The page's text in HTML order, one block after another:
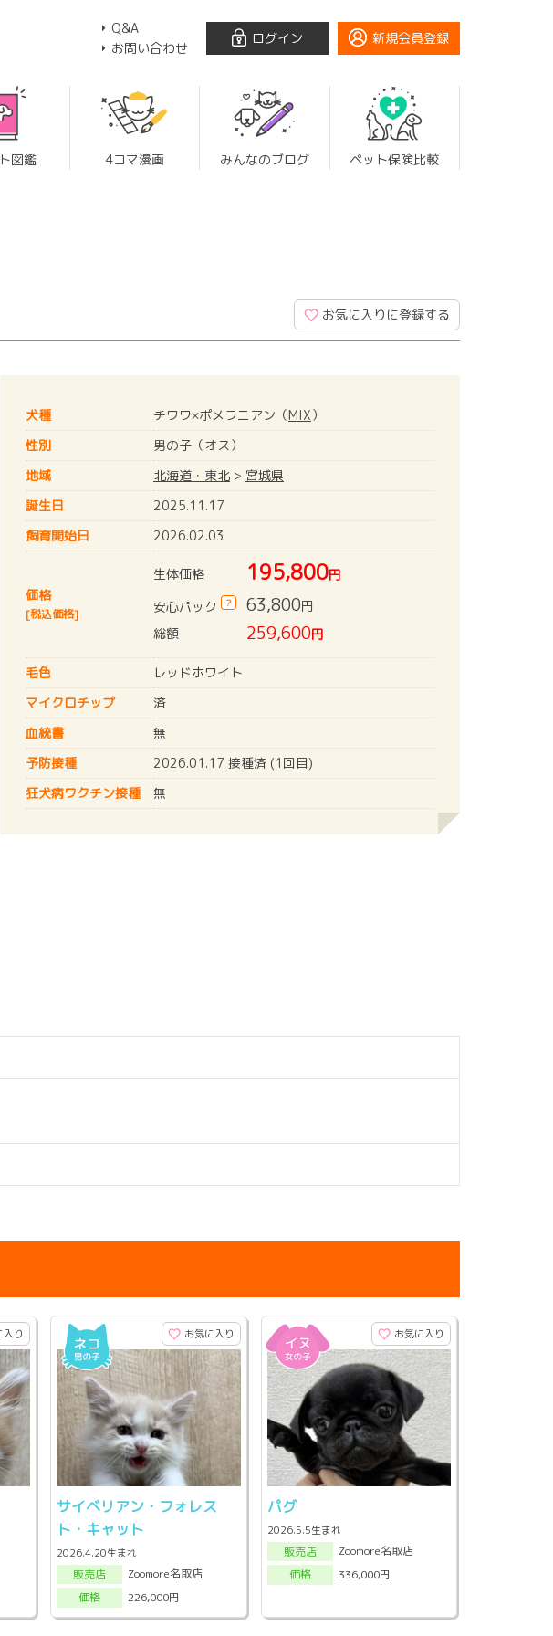
Q&A
お問い合わせ
ログイン 新規会員登録
図鑑 4コマ漫画 みんなのブログ ペット保険比較
お気に入りに登録する
犬種 チワワ×ポメラニアン（MIX）
性別
男の子（オス）
地域
北海道・東北 > 宮城県
誕生日
2025.11.17
飼育開始日
2026.02.03
価格
[税込価格]
生体価格 195,800円
安心パック
? 63,800円
総額
259,600円
毛色
レッドホワイト
マイクロチップ
済
血統書
無
予防接種
2026.01.17 接種済 (1回目)
狂犬病ワクチン接種 無
入り お気に入り
サイベリアン・フォレス
ト・キャット
2026.4.20生まれ
販売店
Zoomore名取店
価格
226,000円
お気に入り
パグ
2026.5.5生まれ
販売店
Zoomore名取店
価格
336,000円